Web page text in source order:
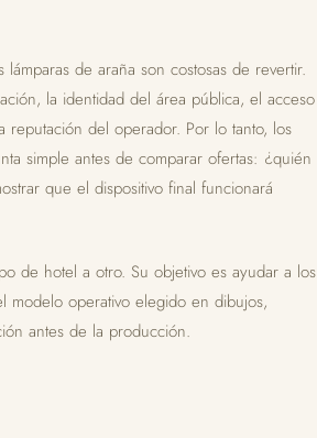
de araña son costosas de revertir.
la identidad del área pública, el acceso
reputación del operador. Por lo tanto, los
simple antes de comparar ofertas: ¿quién
que el dispositivo final funcionará
de hotel a otro. Su objetivo es ayudar a los
modelo operativo elegido en dibujos,
antes de la producción.